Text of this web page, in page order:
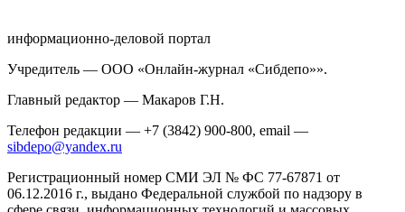
информационно-деловой портал
Учредитель — ООО «Онлайн-журнал «Сибдепо»».
Главный редактор — Макаров Г.Н.
Телефон редакции — +7 (3842) 900-800, email —
sibdepo@yandex.ru
Регистрационный номер СМИ ЭЛ № ФС 77-67871 от
06.12.2016 г., выдано Федеральной службой по надзору в